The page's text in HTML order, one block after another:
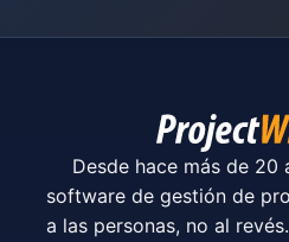
Desde hace más de 20
software de gestión de
a las personas, no al